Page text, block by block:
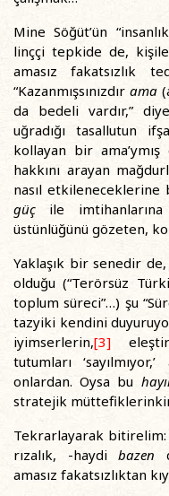
Mine Söğüt’ün
linççi tepkide de,
amasız fakatsızlık
“Kazanmışsınızdır ama
da bedeli vardır,”
uğradığı tasallutun
kollayan bir
hakkını arayan
nasıl etkileneceklerine
güç ile
üstünlüğünü gözeten,
Yaklaşık bir senedir
olduğu (“Terörsüz
toplum süreci”…) şu
tazyiki kendini
iyimserlerin,[3]
tutumları
onlardan. Oysa bu
stratejik
Tekrarlayarak bitirelim:
rızalık, -haydi bazen
amasız fakatsızlıktan